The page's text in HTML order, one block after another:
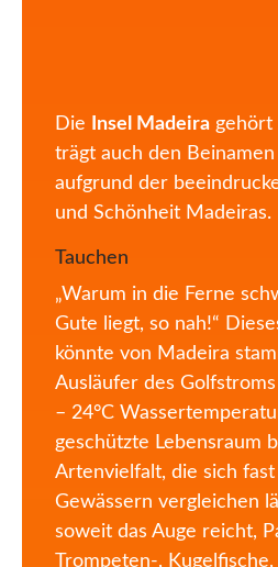
Die Insel Madeira gehört
trägt auch den Beinamen
aufgrund der
und Schönheit Madeiras.
Tauchen
„Warum in die Ferne
Gute liegt, so nah!“
könnte von Madeira
Ausläufer des Golfstroms
– 24°C
geschützte Lebensraum
Artenvielfalt, die sich
Gewässern vergleichen
soweit das Auge reicht,
Trompeten-,